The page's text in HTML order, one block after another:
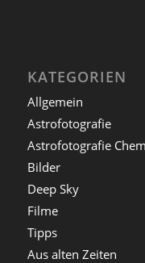
KATEGORIEN
Allgemein
Astrofotografie
Astrofotografie
Bilder
Deep Sky
Filme
Tipps
Aus alten Zeiten